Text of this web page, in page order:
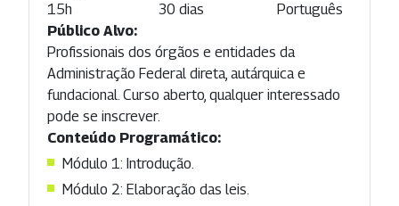
15h
30 dias
Português
Público Alvo:
Profissionais dos órgãos e entidades da
Administração Federal direta, autárquica e
fundacional. Curso aberto, qualquer interessado
pode se inscrever.
Conteúdo Programático:
Módulo 1: Introdução.
Módulo 2: Elaboração das leis.